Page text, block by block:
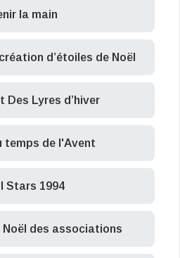
la main
d’étoiles de Noël
Des Lyres d’hiver
temps de l'Avent
Stars 1994
Noël des associations